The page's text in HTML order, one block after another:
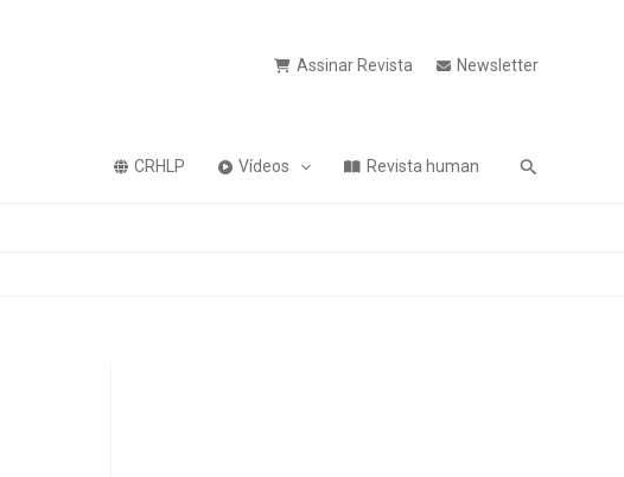
Assinar Revista Newsletter
CRHLP Vídeos Revista human Pesquisa